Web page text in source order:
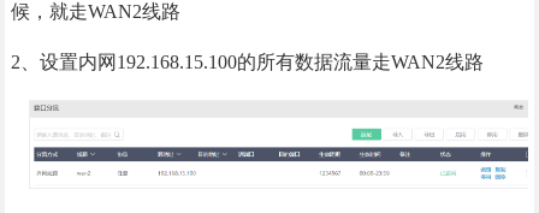
候，就走WAN2线路
2 、设置内网192.168.15.100的所有数据流量走WAN2线路